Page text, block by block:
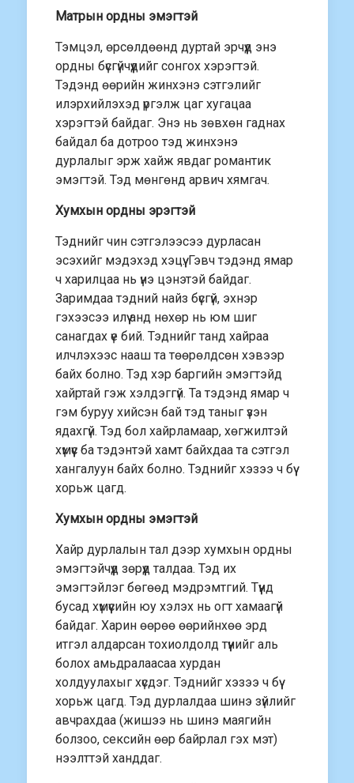
Матрын ордны эмэгтэй
Тэмцэл, өрсөлдөөнд дуртай эрчүүд энэ
ордны бүсгүйчүүдийг сонгох хэрэгтэй.
Тэдэнд өөрийн жинхэнэ сэтгэлийг
илэрхийлэхэд үргэлж цаг хугацаа
хэрэгтэй байдаг. Энэ нь зөвхөн гаднах
байдал ба дотроо тэд жинхэнэ
дурлалыг эрж хайж явдаг романтик
эмэгтэй. Тэд мөнгөнд арвич хямгач.
Хумхын ордны эрэгтэй
Тэднийг чин сэтгэлээсээ дурласан
эсэхийг мэдэхэд хэцүү. Гэвч тэдэнд ямар
ч харилцаа нь үнэ цэнэтэй байдаг.
Заримдаа тэдний найз бүсгүй, эхнэр
гэхээсээ илүү анд нөхөр нь юм шиг
санагдах үе бий. Тэднийг танд хайраа
илчлэхээс нааш та төөрөлдсөн хэвээр
байх болно. Тэд хэр баргийн эмэгтэйд
хайртай гэж хэлдэггүй. Та тэдэнд ямар ч
гэм буруу хийсэн бай тэд таныг үзэн
ядахгүй. Тэд бол хайрламаар, хөгжилтэй
хүмүүс ба тэдэнтэй хамт байхдаа та сэтгэл
хангалуун байх болно. Тэднийг хэзээ ч бүү
хорьж цагд.
Хумхын ордны эмэгтэй
Хайр дурлалын тал дээр хумхын ордны
эмэгтэйчүүд зөрүүд талдаа. Тэд их
эмэгтэйлэг бөгөөд мэдрэмтгий. Түүнд
бусад хүмүүсийн юу хэлэх нь огт хамаагүй
байдаг. Харин өөрөө өөрийнхөө эрд
итгэл алдарсан тохиолдолд түүнийг аль
болох амьдралаасаа хурдан
холдуулахыг хүсдэг. Тэднийг хэзээ ч бүү
хорьж цагд. Тэд дурлалдаа шинэ зүйлийг
авчрахдаа (жишээ нь шинэ маягийн
болзоо, сексийн өөр байрлал гэх мэт)
нээлттэй ханддаг.